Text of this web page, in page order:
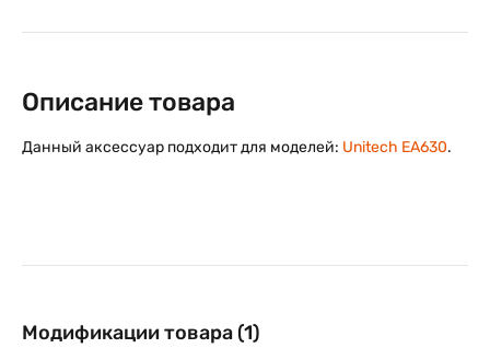
Описание товара
Данный аксессуар подходит для моделей: Unitech EA630.
Модификации товара (1)